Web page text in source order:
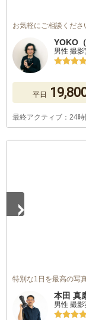
お気軽にご相談くださ
YOKO（
男性 撮
平日
最終アクティブ：24時
特別な1日を最高の写
本田 真
男性 撮影